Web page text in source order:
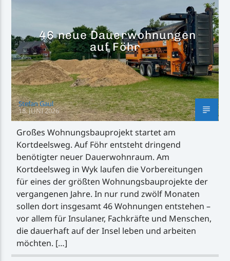
Inselradio Föhr
Handystream
46 neue Dauerwohnungen
auf Föhr
Stefan Gaul
18. JUNI 2026
Großes Wohnungsbauprojekt startet am
Kortdeelsweg. Auf Föhr entsteht dringend
benötigter neuer Dauerwohnraum. Am
Kortdeelsweg in Wyk laufen die Vorbereitungen
für eines der größten Wohnungsbauprojekte der
vergangenen Jahre. In nur rund zwölf Monaten
sollen dort insgesamt 46 Wohnungen entstehen –
vor allem für Insulaner, Fachkräfte und Menschen,
die dauerhaft auf der Insel leben und arbeiten
möchten. […]